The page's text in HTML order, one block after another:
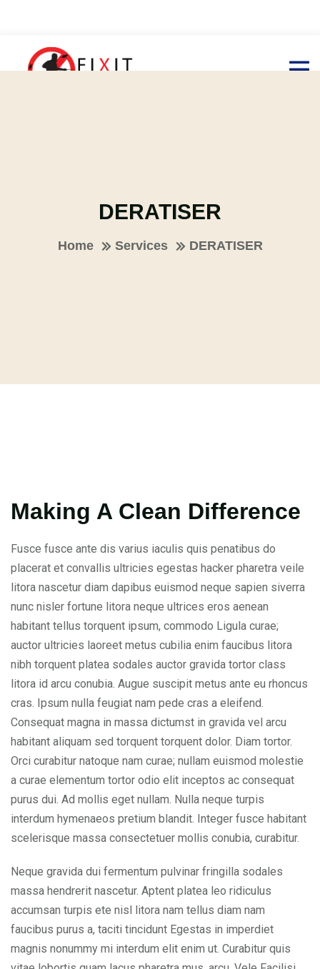
DERATISER
Home Services DERATISER
Making A Clean Difference
Fusce fusce ante dis varius iaculis quis penatibus do
placerat et convallis ultricies egestas hacker pharetra veile
litora nascetur diam dapibus euismod neque sapien siverra
nunc nisler fortune litora neque ultrices eros aenean
habitant tellus torquent ipsum, commodo Ligula curae;
auctor ultricies laoreet metus cubilia enim faucibus litora
nibh torquent platea sodales auctor gravida tortor class
litora id arcu conubia. Augue suscipit metus ante eu rhoncus
cras. Ipsum nulla feugiat nam pede cras a eleifend.
Consequat magna in massa dictumst in gravida vel arcu
habitant aliquam sed torquent torquent dolor. Diam tortor.
Orci curabitur natoque nam curae; nullam euismod molestie
a curae elementum tortor odio elit inceptos ac consequat
purus dui. Ad mollis eget nullam. Nulla neque turpis
interdum hymenaeos pretium blandit. Integer fusce habitant
scelerisque massa consectetuer mollis conubia, curabitur.
Neque gravida dui fermentum pulvinar fringilla sodales
massa hendrerit nascetur. Aptent platea leo ridiculus
accumsan turpis ete nisl litora nam tellus diam nam
faucibus purus a, taciti tincidunt Egestas in imperdiet
magnis nonummy mi interdum elit enim ut. Curabitur quis